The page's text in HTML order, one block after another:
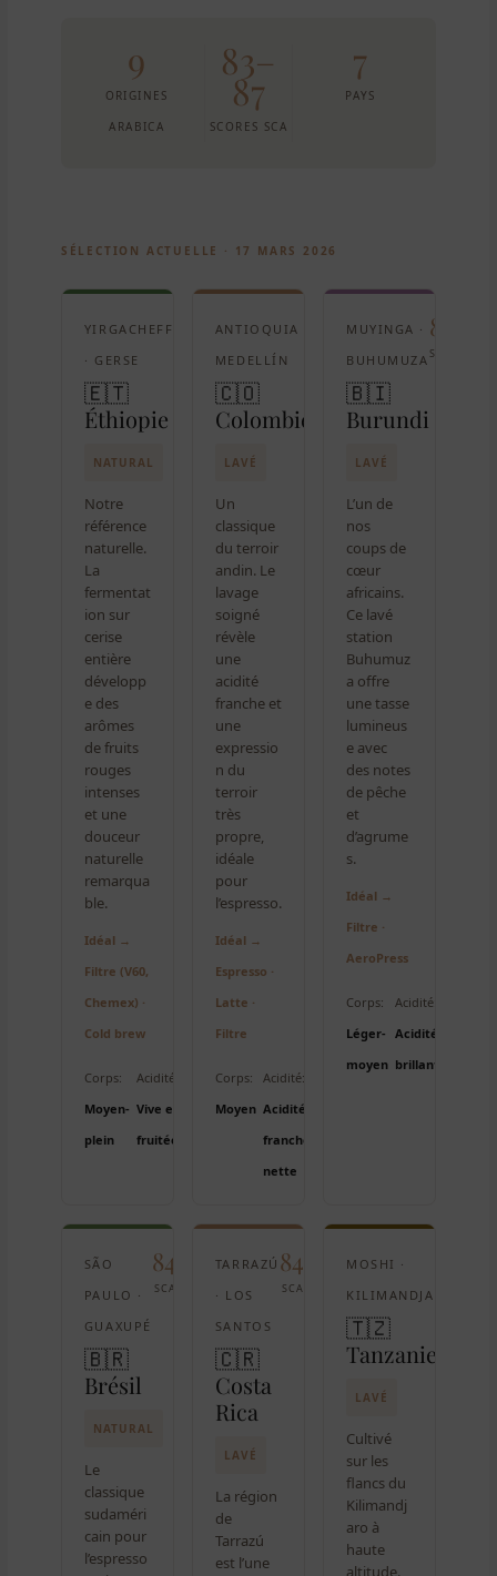
9
ORIGINES
ARABICA
83–
87
SCORES SCA
7
PAYS
SÉLECTION ACTUELLE · 17 MARS 2026
YIRGACHEFFE
· GERSE
🇪🇹
Éthiopie
NATURAL
Notre
référence
naturelle.
La
fermentat
ion sur
cerise
entière
développ
e des
arômes
de fruits
rouges
intenses
et une
douceur
naturelle
remarqua
ble.
Idéal →
Filtre (V60,
Chemex) ·
Cold brew
Corps:
Moyen-
plein
Acidité:
Vive et
fruitée
ANTIOQUIA ·
MEDELLÍN
🇨🇴
Colombie
LAVÉ
Un
classique
du terroir
andin. Le
lavage
soigné
révèle
une
acidité
franche et
une
expressio
n du
terroir
très
propre,
idéale
pour
l’espresso.
Idéal →
Espresso ·
Latte ·
Filtre
Corps:
Moyen
Acidité:
Acidité
franche,
nette
MUYINGA ·
BUHUMUZA
🇧🇮
Burundi
85
SCA
LAVÉ
L’un de
nos
coups de
cœur
africains.
Ce lavé
station
Buhumuz
a offre
une tasse
lumineus
e avec
des notes
de pêche
et
d’agrume
s.
Idéal →
Filtre ·
AeroPress
Corps:
Léger-
moyen
Acidité:
Acidité
brillante
SÃO
PAULO ·
GUAXUPÉ
🇧🇷
Brésil
84
SCA
NATURAL
Le
classique
sudaméri
cain pour
l’espresso
TARRAZÚ
· LOS
SANTOS
🇨🇷
Costa
Rica
84
SCA
LAVÉ
La région
de
Tarrazú
est l’une
MOSHI ·
KILIMANDJARO
🇹🇿
Tanzanie
LAVÉ
Cultivé
sur les
flancs du
Kilimandj
aro à
haute
altitude.